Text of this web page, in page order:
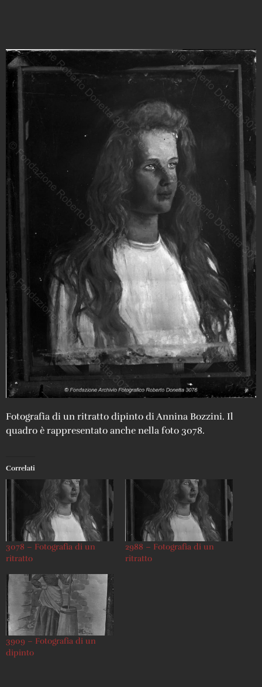
Fotografia di un ritratto dipinto di Annina Bozzini. Il
quadro è rappresentato anche nella foto 3078.
Correlati
3078 – Fotografia di un
ritratto
2988 – Fotografia di un
ritratto
3909 – Fotografia di un
dipinto